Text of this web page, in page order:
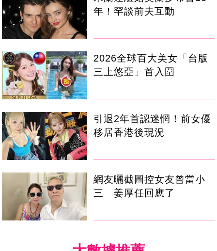
年！罕談前夫互動
2026全球百大美女「台版
三上悠亞」首入圍
引退2年首認迷惘！前女優
移居香港後現況
網友曬截圖控女友曾當小
三 姜厚任回應了